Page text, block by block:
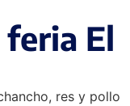
El
res y pollo